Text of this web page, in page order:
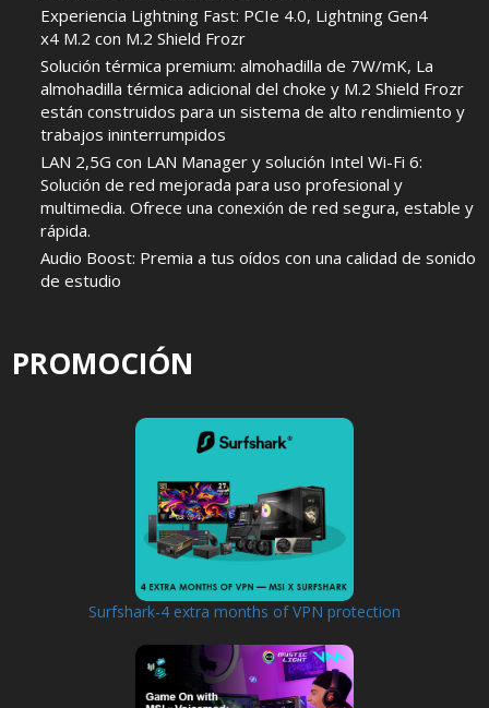
Experiencia Lightning Fast: PCIe 4.0, Lightning Gen4
x4 M.2 con M.2 Shield Frozr
Solución térmica premium: almohadilla de 7W/mK, La
almohadilla térmica adicional del choke y M.2 Shield Frozr
están construidos para un sistema de alto rendimiento y
trabajos ininterrumpidos
LAN 2,5G con LAN Manager y solución Intel Wi-Fi 6:
Solución de red mejorada para uso profesional y
multimedia. Ofrece una conexión de red segura, estable y
rápida.
Audio Boost: Premia a tus oídos con una calidad de sonido
de estudio
PROMOCIÓN
Surfshark-4 extra months of VPN protection